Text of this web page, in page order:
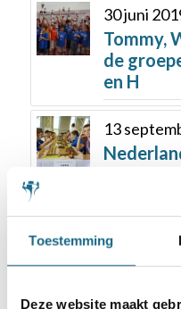
Toestemming
Deze website maakt
30 juni
Tommy,
de
en H
13
12 maart
jaar